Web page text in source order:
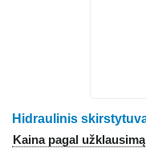
Kaina pagal užklausimą